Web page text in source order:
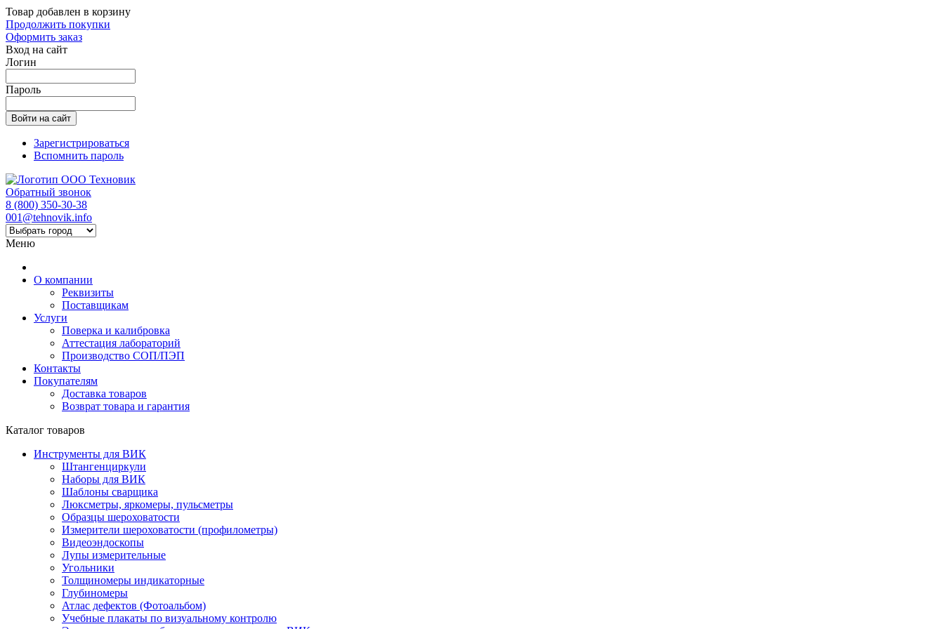
Товар добавлен в корзину
Продолжить покупки
Оформить заказ
Вход на сайт
Логин
Пароль
Зарегистрироваться
Вспомнить пароль
Обратный звонок
8 (800) 350-30-38
001@tehnovik.info
Меню
О компании
Реквизиты
Поставщикам
Услуги
Поверка и калибровка
Аттестация лабораторий
Производство СОП/ПЭП
Контакты
Покупателям
Доставка товаров
Возврат товара и гарантия
Каталог товаров
Инструменты для ВИК
Штангенциркули
Наборы для ВИК
Шаблоны сварщика
Люксметры, яркомеры, пульсметры
Образцы шероховатости
Измерители шероховатости (профилометры)
Видеоэндоскопы
Лупы измерительные
Угольники
Толщиномеры индикаторные
Глубиномеры
Атлас дефектов (Фотоальбом)
Учебные плакаты по визуальному контролю